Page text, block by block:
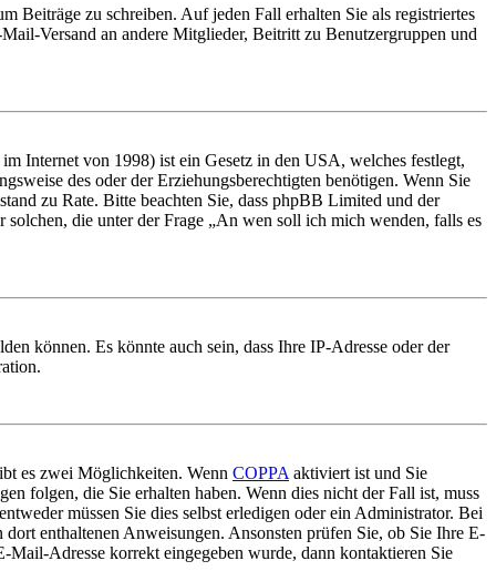
Beiträge zu schreiben. Auf jeden Fall erhalten Sie als registriertes
Versand an andere Mitglieder, Beitritt zu Benutzergruppen und
Internet von 1998) ist ein Gesetz in den USA, welches festlegt,
des oder der Erziehungsberechtigten benötigen. Wenn Sie
zu Rate. Bitte beachten Sie, dass phpBB Limited und der
die unter der Frage „An wen soll ich mich wenden, falls es
können. Es könnte auch sein, dass Ihre IP-Adresse oder der
es zwei Möglichkeiten. Wenn COPPA aktiviert ist und Sie
folgen, die Sie erhalten haben. Wenn dies nicht der Fall ist, muss
müssen Sie dies selbst erledigen oder ein Administrator. Bei
enthaltenen Anweisungen. Ansonsten prüfen Sie, ob Sie Ihre E-
Adresse korrekt eingegeben wurde, dann kontaktieren Sie